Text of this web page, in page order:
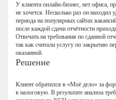
У клиента онлайн-бизнес, нет офиса,
не хочется. Несколько раз он находил
периода на популярных сайтах
после каждой сдачи отчётности
Отвечать на требования по сданной
так как считали услугу по закрытию
оказанной.
Решение
Клиент обратился в «Моё дело» за
в налоговую. В результате анализа